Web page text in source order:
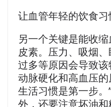
让血管年轻的饮食习
另一个关键是能收
皮素。压力、吸烟
过多等原因会导致
动脉硬化和高血压
生活习惯是第一步
外，还要注意坏油和